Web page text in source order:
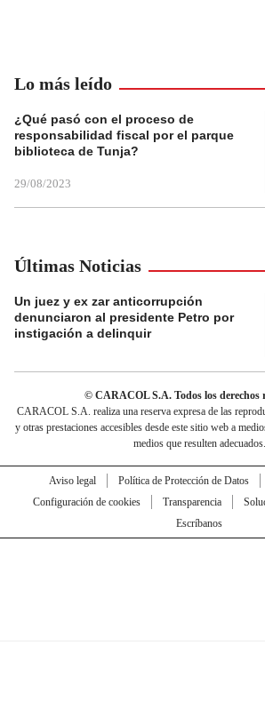
Lo más leído
¿Qué pasó con el proceso de
responsabilidad fiscal por el parque
biblioteca de Tunja?
29/08/2023
Últimas Noticias
Un juez y ex zar anticorrupción
denunciaron al presidente Petro por
instigación a delinquir
© CARACOL S.A. Todos los derechos
CARACOL S.A. realiza una reserva expresa de las
y otras prestaciones accesibles desde este sitio web a
medios que resulten adecuados.
Aviso legal Política de Protección de Datos
Configuración de cookies
Transparencia
Escríbanos